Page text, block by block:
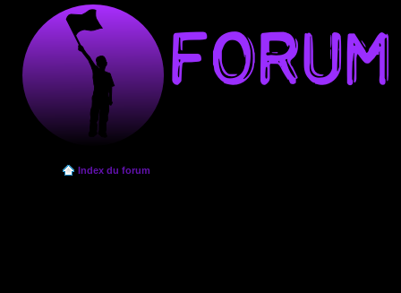
Index du forum